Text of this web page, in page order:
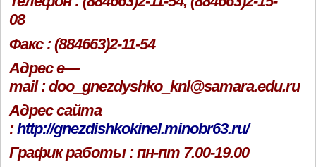
08
Факс : (884663)2-11-54
Адрес e—
mail : doo_gnezdyshko_knl@samara.edu.ru
Адрес сайта
:http://gnezdishkokinel.minobr63.ru/
График работы : пн-пт 7.00-19.00